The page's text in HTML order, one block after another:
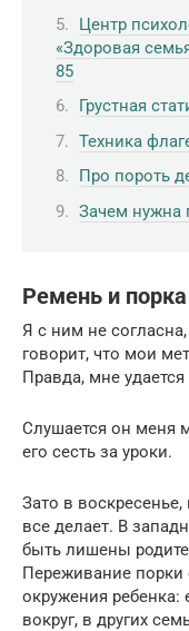
Центр
«Здоровая
85
Грустная
Техника
Про пороть
Зачем нужна
Ремень и
Я с ним не
говорит, что мои
Правда, мне
Слушается он меня
его сесть за уроки.
Зато в
все делает. В
быть лишены
Переживание порки
окружения
вокруг, в других